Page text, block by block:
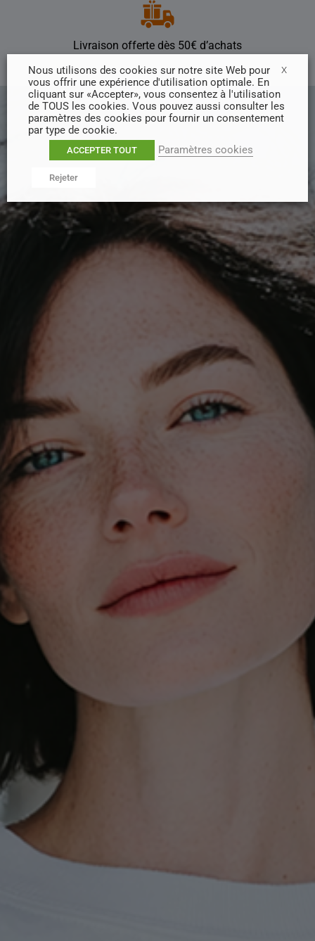
Livraison offerte dès 50€ d’achats
X
Nous utilisons des cookies sur notre site Web pour
vous offrir une expérience d'utilisation optimale. En
cliquant sur «Accepter», vous consentez à l'utilisation
de TOUS les cookies. Vous pouvez aussi consulter les
paramètres des cookies pour fournir un consentement
par type de cookie.
ACCEPTER TOUT Paramètres cookies
Rejeter